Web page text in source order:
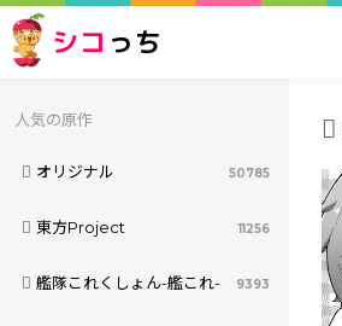
シコ っち
人気の原作
オリジナル 50785
東方Project 11256
艦隊これくしょん-艦これ- 9393